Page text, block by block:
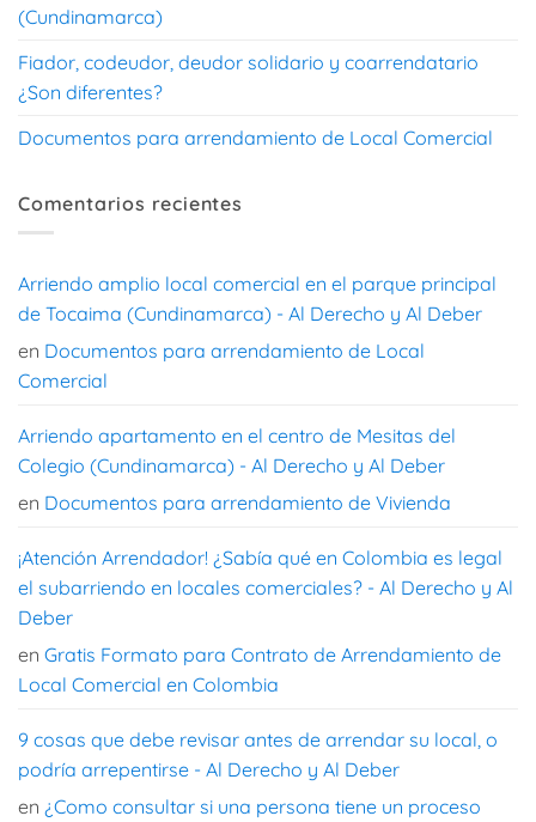
(Cundinamarca)
Fiador, codeudor, deudor solidario y coarrendatario
¿Son diferentes?
Documentos para arrendamiento de Local Comercial
Comentarios recientes
Arriendo amplio local comercial en el parque principal
de Tocaima (Cundinamarca) - Al Derecho y Al Deber
en Documentos para arrendamiento de Local
Comercial
Arriendo apartamento en el centro de Mesitas del
Colegio (Cundinamarca) - Al Derecho y Al Deber
en Documentos para arrendamiento de Vivienda
¡Atención Arrendador! ¿Sabía qué en Colombia es legal
el subarriendo en locales comerciales? - Al Derecho y Al
Deber
en Gratis Formato para Contrato de Arrendamiento de
Local Comercial en Colombia
9 cosas que debe revisar antes de arrendar su local, o
podría arrepentirse - Al Derecho y Al Deber
en ¿Como consultar si una persona tiene un proceso